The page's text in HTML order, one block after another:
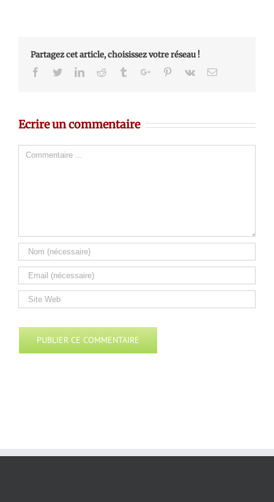
Partagez cet article, choisissez votre réseau !
Facebook
TwitterLinkedinReddit TumblrGoogle+Pinterest
Vk Email
Ecrire un commentaire
Comment